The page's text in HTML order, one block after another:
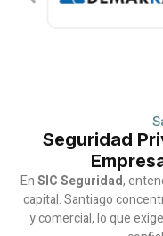
Seguridad
EnSIC Seguridad,
capital. Santiago
y comercial, lo que